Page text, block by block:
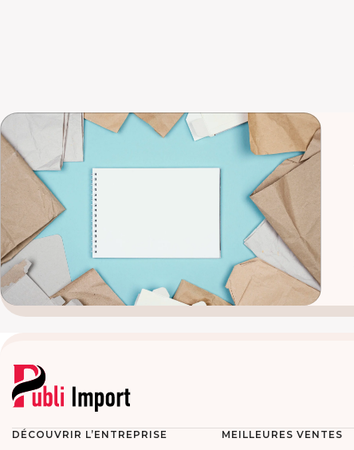
DÉCOUVRIR L’ENTREPRISE MEILLEURES VENTES